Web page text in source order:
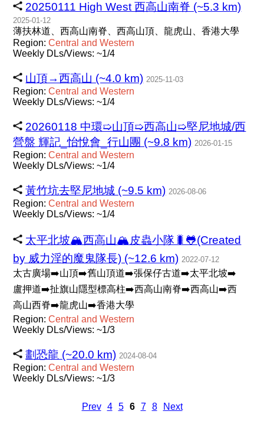
20250111 High West 西高山南脊 (~5.3 km)
2025-01-12
薄扶林道、西高山南脊、西高山頂、龍虎山、香港大學
Region:Central and Western
Weekly DLs/Views: ~1/4
山頂→西高山 (~4.0 km) 2025-11-03
Region:Central and Western
Weekly DLs/Views: ~1/4
20260118 中環➯山頂➯西高山➯堅尼地城/西
營盤 輝記_怡悅會_行山團 (~9.8 km) 2026-01-15
Region:Central and Western
Weekly DLs/Views: ~1/4
黃竹坑去堅尼地城 (~9.5 km) 2026-08-06
Region:Central and Western
Weekly DLs/Views: ~1/4
太平北坡🏔西高山🏔皮蟲小隊🐛🐸(Created
by 威力淫的魔鬼隊長) (~12.6 km) 2022-07-12
太古廣場➡️山頂➡️舊山頂道➡️張保仔古道➡️太平北坡➡️
盧押道➡️扯旗山隱型標高柱➡️西高山南脊➡️西高山➡️西
高山西脊➡️龍虎山➡️香港大學
Region:Central and Western
Weekly DLs/Views: ~1/3
劃恐龍 (~20.0 km) 2024-08-04
Region:Central and Western
Weekly DLs/Views: ~1/3
Prev 4 5 6 7 8 Next